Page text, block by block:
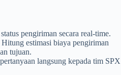
pengiriman secara real-time.
Hitung estimasi biaya pengiriman
tujuan.
langsung kepada tim SPX